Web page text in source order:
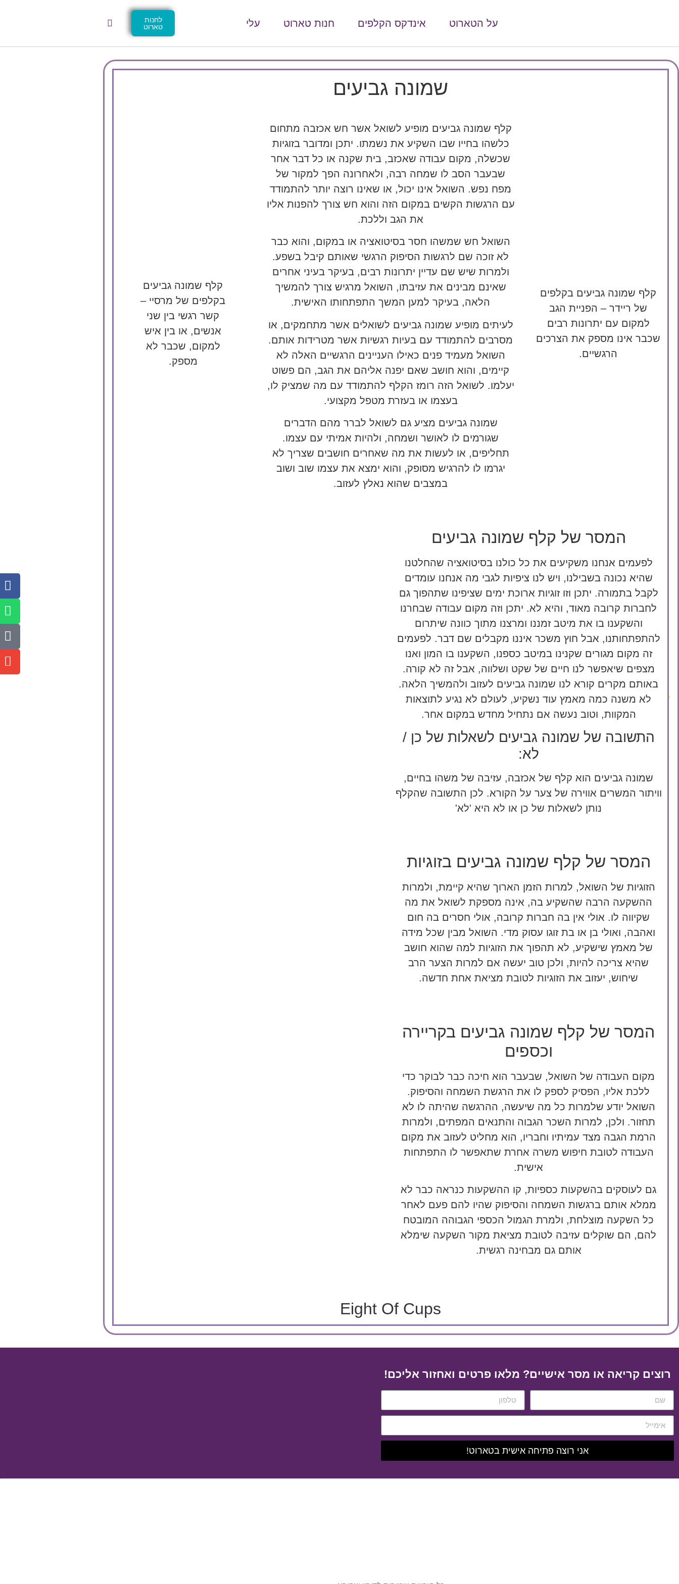
על הטארוט אינדקס הקלפים חנות טארוט עלי
לחנות
טארוט
שמונה גביעים
קלף שמונה גביעים בקלפים
של ריידר – הפניית הגב
למקום עם יתרונות רבים
שכבר אינו מספק את הצרכים
הרגשיים.
קלף שמונה גביעים מופיע לשואל אשר חש אכזבה מתחום
כלשהו בחייו שבו השקיע את נשמתו. יתכן ומדובר בזוגיות
שכשלה, מקום עבודה שאכזב, בית שקנה או כל דבר אחר
שבעבר הסב לו שמחה רבה, ולאחרונה הפך למקור של
מפח נפש. השואל אינו יכול, או שאינו רוצה יותר להתמודד
עם הרגשות הקשים במקום הזה והוא חש צורך להפנות אליו
את הגב וללכת.
השואל חש שמשהו חסר בסיטואציה או במקום, והוא כבר
לא זוכה שם לרגשות הסיפוק הרגשי שאותם קיבל בשפע.
ולמרות שיש שם עדיין יתרונות רבים, בעיקר בעיני אחרים
שאינם מבינים את עזיבתו, השואל מרגיש צורך להמשיך
הלאה, בעיקר למען המשך התפתחותו האישית.
לעיתים מופיע שמונה גביעים לשואלים אשר מתחמקים, או
מסרבים להתמודד עם בעיות רגשיות אשר מטרידות אותם.
השואל מעמיד פנים כאילו העניינים הרגשיים האלה לא
קיימים, והוא חושב שאם יפנה אליהם את הגב, הם פשוט
יעלמו. לשואל הזה רומז הקלף להתמודד עם מה שמציק לו,
בעצמו או בעזרת מטפל מקצועי.
שמונה גביעים מציע גם לשואל לברר מהם הדברים
שגורמים לו לאושר ושמחה, ולהיות אמיתי עם עצמו.
תחליפים, או לעשות את מה שאחרים חושבים שצריך לא
יגרמו לו להרגיש מסופק, והוא ימצא את עצמו שוב ושוב
במצבים שהוא נאלץ לעזוב.
קלף שמונה גביעים
בקלפים של מרסיי –
קשר רגשי בין שני
אנשים, או בין איש
למקום, שכבר לא
מספק.
המסר של קלף שמונה גביעים
לפעמים אנחנו משקיעים את כל כולנו בסיטואציה שהחלטנו
שהיא נכונה בשבילנו, ויש לנו ציפיות לגבי מה אנחנו עומדים
לקבל בתמורה. יתכן וזו זוגיות ארוכת ימים שציפינו שתהפוך גם
לחברות קרובה מאוד, והיא לא. יתכן וזה מקום עבודה שבחרנו
והשקענו בו את מיטב זמננו ומרצנו מתוך כוונה שיתרום
להתפתחותנו, אבל חוץ משכר איננו מקבלים שם דבר. לפעמים
זה מקום מגורים שקנינו במיטב כספנו, השקענו בו המון ואנו
מצפים שיאפשר לנו חיים של שקט ושלווה, אבל זה לא קורה.
באותם מקרים קורא לנו שמונה גביעים לעזוב ולהמשיך הלאה.
לא משנה כמה מאמץ עוד נשקיע, לעולם לא נגיע לתוצאות
המקוות, וטוב נעשה אם נתחיל מחדש במקום אחר.
התשובה של שמונה גביעים לשאלות של כן /
לא:
שמונה גביעים הוא קלף של אכזבה, עזיבה של משהו בחיים,
וויתור המשרים אווירה של צער על הקורא. לכן התשובה שהקלף
נותן לשאלות של כן או לא היא 'לא'
המסר של קלף שמונה גביעים בזוגיות
הזוגיות של השואל, למרות הזמן הארוך שהיא קיימת, ולמרות
ההשקעה הרבה שהשקיע בה, אינה מספקת לשואל את מה
שקיווה לו. אולי אין בה חברות קרובה, אולי חסרים בה חום
ואהבה, ואולי בן או בת זוגו עסוק מדי. השואל מבין שכל מידה
של מאמץ שישקיע, לא תהפוך את הזוגיות למה שהוא חושב
שהיא צריכה להיות, ולכן טוב יעשה אם למרות הצער הרב
שיחוש, יעזוב את הזוגיות לטובת מציאת אחת חדשה.
המסר של קלף שמונה גביעים בקריירה
וכספים
מקום העבודה של השואל, שבעבר הוא חיכה כבר לבוקר כדי
ללכת אליו, הפסיק לספק לו את הרגשת השמחה והסיפוק.
השואל יודע שלמרות כל מה שיעשה, ההרגשה שהיתה לו לא
תחזור. ולכן, למרות השכר הגבוה והתנאים המפתים, ולמרות
הרמת הגבה מצד עמיתיו וחבריו, הוא מחליט לעזוב את מקום
העבודה לטובת חיפוש משרה אחרת שתאפשר לו התפתחות
אישית.
גם לעוסקים בהשקעות כספיות, קו ההשקעות כנראה כבר לא
ממלא אותם ברגשות השמחה והסיפוק שהיו להם פעם לאחר
כל השקעה מוצלחת, ולמרת הגמול הכספי הגבוהה המובטח
להם, הם שוקלים עזיבה לטובת מציאת מקור השקעה שימלא
אותם גם מבחינה רגשית.
Eight Of Cups
רוצים קריאה או מסר אישיים? מלאו פרטים ואחזור אליכם!
אני רוצה פתיחה אישית בטארוט!